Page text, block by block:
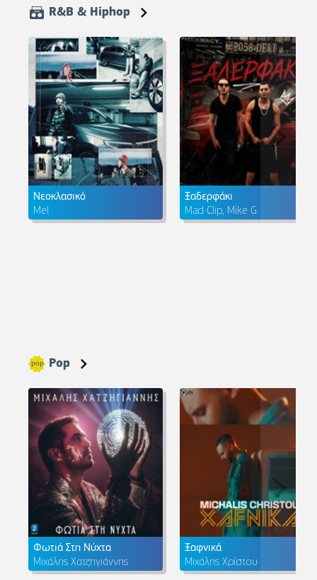
R&B & Hiphop
Νεοκλασικό
Mel
Ξαδερφάκι
Mad Clip, Mike G
Pop
Φωτιά Στη Νύχτα
Μιχάλης Χατζηγιάννης
Ξαφνικά
Μιχάλης Χρίστου